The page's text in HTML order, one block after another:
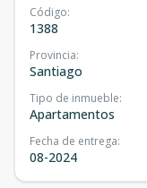
Código:
1388
Provincia:
Santiago
Tipo de inmueble:
Apartamentos
Fecha de entrega:
08-2024